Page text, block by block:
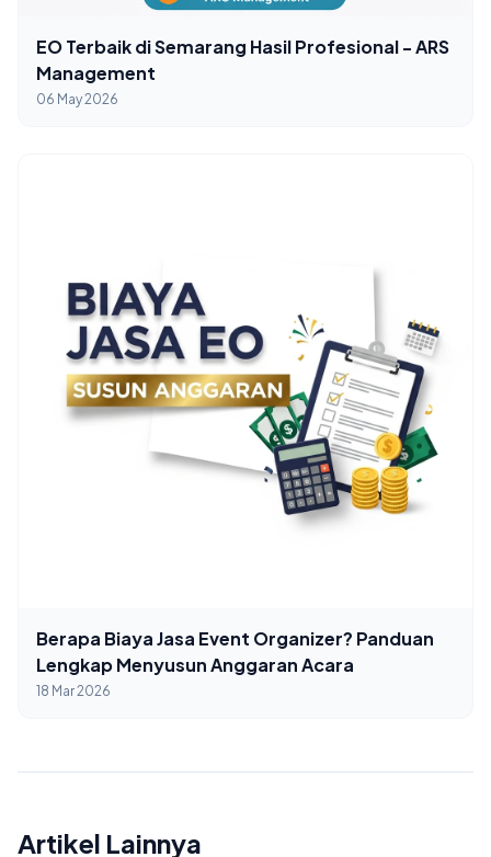
EO Terbaik di Semarang Hasil Profesional - ARS
Management
06 May 2026
Berapa Biaya Jasa Event Organizer? Panduan
Lengkap Menyusun Anggaran Acara
18 Mar 2026
Artikel Lainnya